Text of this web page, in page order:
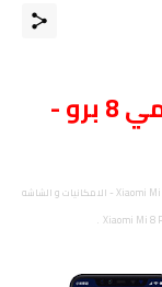
شاومي مي 8 برو -
الامكانيات و الشاشه